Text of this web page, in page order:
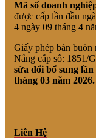
Mã số doanh
được cấp lần đầu
4 ngày 09 tháng 4
Giấy phép bán
Nẵng cấp số: 1851/
sửa đổi bổ sung
tháng 03 năm 2026.
Liên Hệ